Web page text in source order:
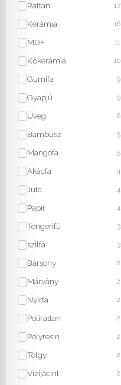
Rattan 17
Kerámia 16
MDF 11
Kőkerámia 10
Gumifa 9
Gyapjú 9
Üveg 6
Bambusz 5
Mangófa 5
Akácfa 4
Juta 4
Papír 4
Tengerifű 3
szilfa 3
Bársony 2
Márvány 2
Nyírfa 2
Polirattan 2
Polyresin 2
Tölgy 2
Vízijácint 2